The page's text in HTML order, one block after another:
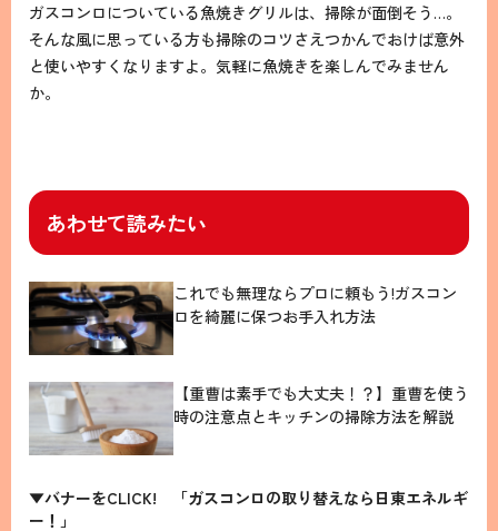
ガスコンロについている魚焼きグリルは、掃除が面倒そう…。
そんな風に思っている方も掃除のコツさえつかんでおけば意外
と使いやすくなりますよ。気軽に魚焼きを楽しんでみません
か。
あわせて読みたい
これでも無理ならプロに頼もう!ガスコン
ロを綺麗に保つお手入れ方法
【重曹は素手でも大丈夫！？】重曹を使う
時の注意点とキッチンの掃除方法を解説
▼バナーをCLICK! 「ガスコンロの取り替えなら日東エネルギ
ー！」